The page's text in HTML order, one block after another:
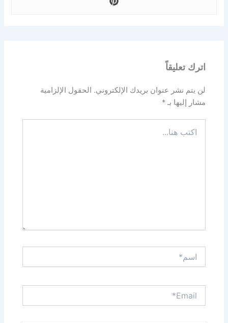
اترك تعليقاً
لن يتم نشر عنوان بريدك الإلكتروني. الحقول الإلزامية
مشار إليها بـ*
هنا...